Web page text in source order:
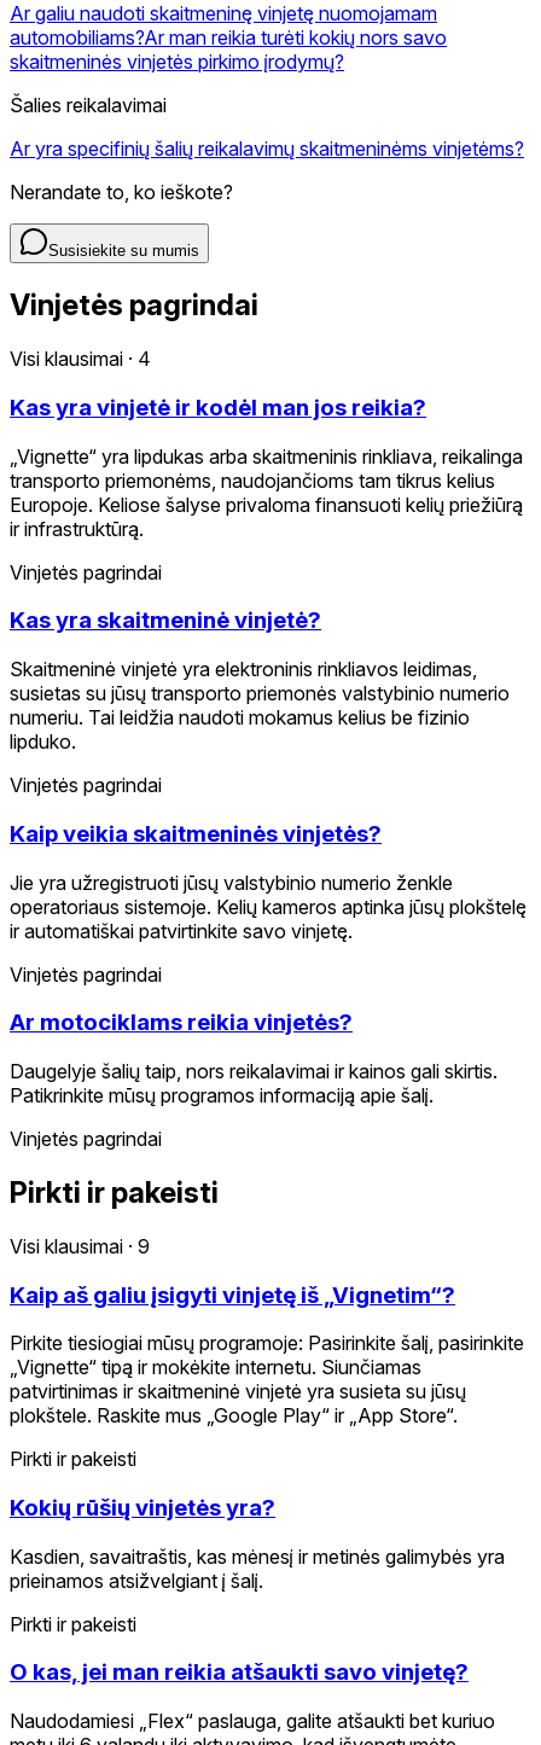
Ar galiu naudoti skaitmeninę vinjetę nuomojamam
automobiliams?Ar man reikia turėti kokių nors savo
skaitmeninės vinjetės pirkimo įrodymų?
Šalies reikalavimai
Ar yra specifinių šalių reikalavimų skaitmeninėms vinjetėms?
Nerandate to, ko ieškote?
Susisiekite su mumis
Vinjetės pagrindai
Visi klausimai · 4
Kas yra vinjetė ir kodėl man jos reikia?
„Vignette“ yra lipdukas arba skaitmeninis rinkliava, reikalinga
transporto priemonėms, naudojančioms tam tikrus kelius
Europoje. Keliose šalyse privaloma finansuoti kelių priežiūrą
ir infrastruktūrą.
Vinjetės pagrindai
Kas yra skaitmeninė vinjetė?
Skaitmeninė vinjetė yra elektroninis rinkliavos leidimas,
susietas su jūsų transporto priemonės valstybinio numerio
numeriu. Tai leidžia naudoti mokamus kelius be fizinio
lipduko.
Vinjetės pagrindai
Kaip veikia skaitmeninės vinjetės?
Jie yra užregistruoti jūsų valstybinio numerio ženkle
operatoriaus sistemoje. Kelių kameros aptinka jūsų plokštelę
ir automatiškai patvirtinkite savo vinjetę.
Vinjetės pagrindai
Ar motociklams reikia vinjetės?
Daugelyje šalių taip, nors reikalavimai ir kainos gali skirtis.
Patikrinkite mūsų programos informaciją apie šalį.
Vinjetės pagrindai
Pirkti ir pakeisti
Visi klausimai · 9
Kaip aš galiu įsigyti vinjetę iš „Vignetim“?
Pirkite tiesiogiai mūsų programoje: Pasirinkite šalį, pasirinkite
„Vignette“ tipą ir mokėkite internetu. Siunčiamas
patvirtinimas ir skaitmeninė vinjetė yra susieta su jūsų
plokštele. Raskite mus „Google Play“ ir „App Store“.
Pirkti ir pakeisti
Kokių rūšių vinjetės yra?
Kasdien, savaitraštis, kas mėnesį ir metinės galimybės yra
prieinamos atsižvelgiant į šalį.
Pirkti ir pakeisti
O kas, jei man reikia atšaukti savo vinjetę?
Naudodamiesi „Flex“ paslauga, galite atšaukti bet kuriuo